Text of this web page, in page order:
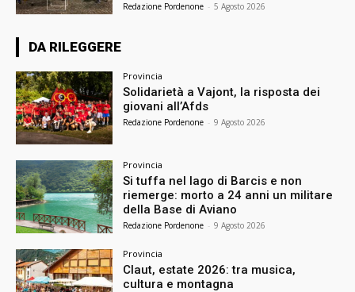
Redazione Pordenone - 5 Agosto 2026
DA RILEGGERE
Provincia
Solidarietà a Vajont, la risposta dei
giovani all’Afds
Redazione Pordenone - 9 Agosto 2026
Provincia
Si tuffa nel lago di Barcis e non
riemerge: morto a 24 anni un militare
della Base di Aviano
Redazione Pordenone - 9 Agosto 2026
Provincia
Claut, estate 2026: tra musica,
cultura e montagna